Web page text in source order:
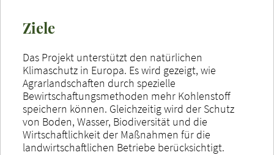
Ziele
Das Projekt unterstützt den natürlichen
Klimaschutz in Europa. Es wird gezeigt, wie
Agrarlandschaften durch spezielle
Bewirtschaftungsmethoden mehr Kohlenstoff
speichern können. Gleichzeitig wird der Schutz
von Boden, Wasser, Biodiversität und die
Wirtschaftlichkeit der Maßnahmen für die
landwirtschaftlichen Betriebe berücksichtigt.